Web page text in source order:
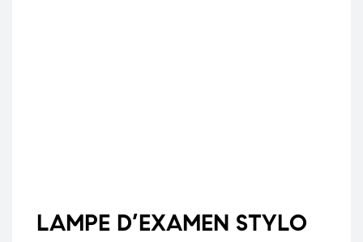
LAMPE D’EXAMEN STYLO